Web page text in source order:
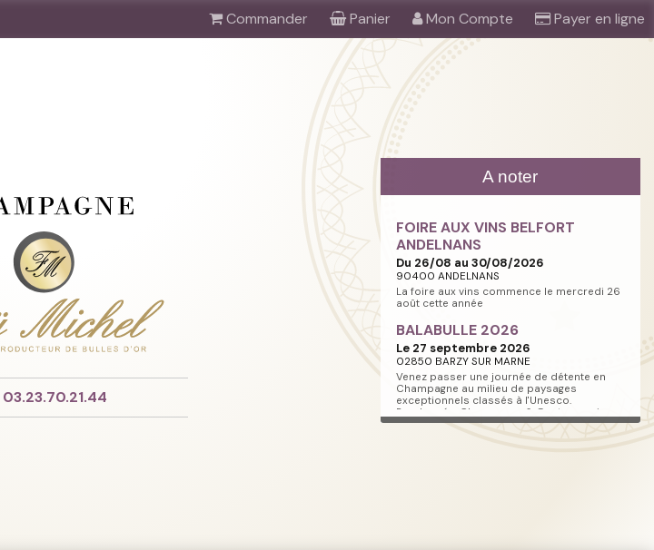
Commander Panier Mon Compte Payer en ligne
03.23.70.21.44
A noter
FOIRE AUX VINS BELFORT
ANDELNANS
Du 26/08 au 30/08/2026
90400 ANDELNANS
La foire aux vins commence le mercredi 26
août cette année
BALABULLE 2026
Le 27 septembre 2026
02850 BARZY SUR MARNE
Venez passer une journée de détente en
Champagne au milieu de paysages
exceptionnels classés à l'Unesco.
Randonnée, Champagne & Gastronomie au
RDV.